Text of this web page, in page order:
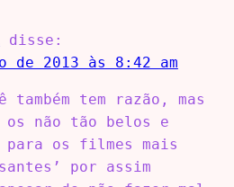
disse:
de 2013 às 8:42 am
também tem razão, mas
os não tão belos e
para os filmes mais
por assim